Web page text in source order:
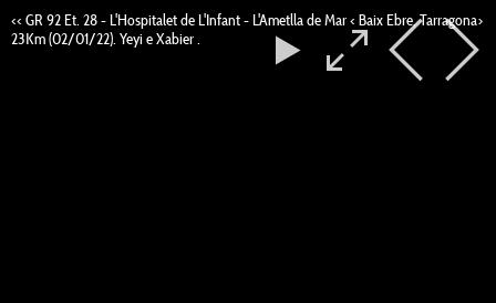
<< GR 92 Et. 28 - L'Hospitalet de L'Infant - L'Ametlla de Mar < Baix Ebre, Tarragona>
23Km (02/01/22). Yeyi e Xabier .